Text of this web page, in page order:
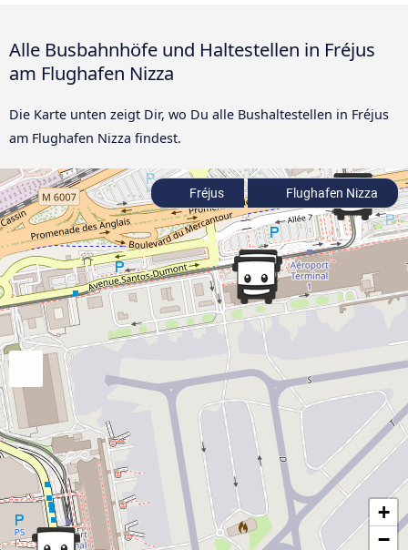
Alle Busbahnhöfe und Haltestellen in Fréjus
am Flughafen Nizza
Die Karte unten zeigt Dir, wo Du alle Bushaltestellen in Fréjus
am Flughafen Nizza findest.
+
−
Fréjus Flughafen Nizza